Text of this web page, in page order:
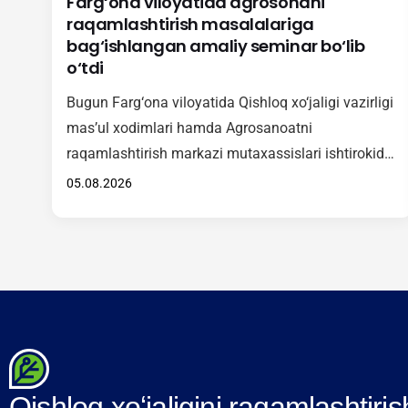
raqamlashtirish masalalariga
bag‘ishlangan amaliy seminar bo‘lib
o‘tdi
Bugun Farg‘ona viloyatida Qishloq xo‘jaligi vazirligi
mas’ul xodimlari hamda Agrosanoatni
raqamlashtirish markazi mutaxassislari ishtirokida
agrosohada raqamli texnologiyalarni keng joriy
05.08.2026